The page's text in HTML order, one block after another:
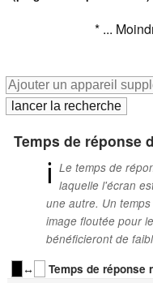
* ...
Temps de réponse
ℹ Le temps de
laquelle l'écran
une autre. Un
image floutée pour
bénéficieront de
↔
Temps de réponse